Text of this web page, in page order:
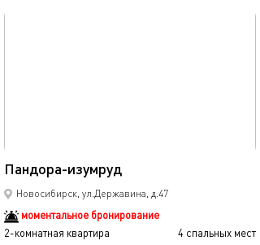
Пандора-изумруд
Новосибирск, ул.Державина, д.47
моментальное бронирование
2-комнатная квартира
4 спальных мест